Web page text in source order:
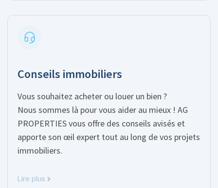
Conseils immobiliers
Vous souhaitez acheter ou louer un bien ?
Nous sommes là pour vous aider au mieux ! AG
PROPERTIES vous offre des conseils avisés et
apporte son œil expert tout au long de vos projets
immobiliers.
Lire plus